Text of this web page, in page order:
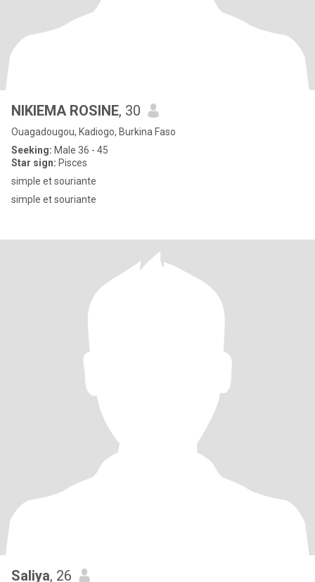
NIKIEMA ROSINE, 30
Ouagadougou, Kadiogo, Burkina Faso
Seeking: Male 36 - 45
Star sign: Pisces
simple et souriante
simple et souriante
Saliya, 26